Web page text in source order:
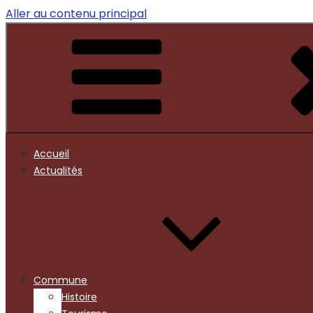
Aller au contenu principal
Accueil
Actualités
Commune
Histoire